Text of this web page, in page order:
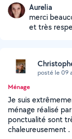
Aurelia
merci
et très
posté le 09
Ménage
Je suis
ménage réalisé
ponctualité sont
chaleureusement .